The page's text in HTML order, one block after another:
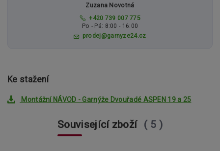
Zuzana Novotná
+420 739 007 775
Po - Pá: 8:00 - 16:00
prodej@garnyze24.cz
Ke stažení
Montážní NÁVOD - Garnýže Dvouřadé ASPEN 19 a 25
Související zboží 5